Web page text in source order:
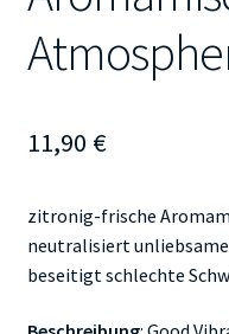
11,90 €
zitronig-frische
neutralisiert unliebsame
beseitigt schlechte